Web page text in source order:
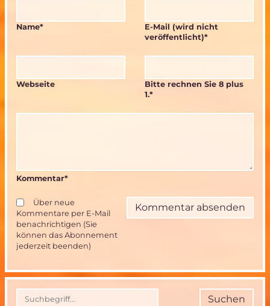
Pflichtfeld
Name* Pflichtfeld
E-Mail (wird nicht
veröffentlicht)*
Webseite
Bitte rechnen Sie 8 plus
1.*
Kommentar*
Über neue
Kommentare per E-Mail
benachrichtigen (Sie
können das Abonnement
jederzeit beenden)
Suchen